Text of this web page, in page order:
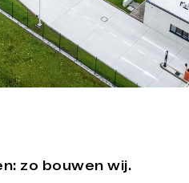
zo bouwen wij.